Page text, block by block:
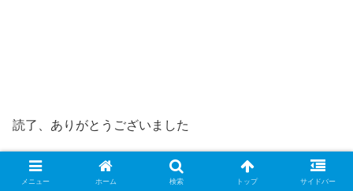
読了、ありがとうございました
また、どこかで・・・
メニュー ホーム 検索 トップ サイドバー